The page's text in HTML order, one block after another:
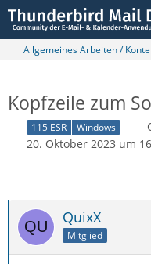
Allgemeines Arbeiten /
Kopfzeile zum
115 ESR Windows
20. Oktober 2023 um
QuixX
Mitglied